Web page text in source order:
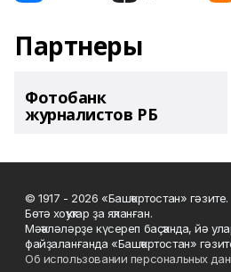
Партнеры
Фотобанк
журналистов РБ
© 1917 - 2026 «Башҡортостан» гәзите.
Бөтә хоҡуҡтар ҙа яҡланған.
Мәҡәләләрҙе күсереп баҫҡанда, йә
файҙаланғанда «Башҡортостан»
Об использовании персональных